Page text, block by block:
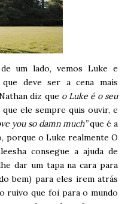
um lado, vemos Luke e
deve ser a cena mais
diz que o Luke é o seu
ele sempre quis ouvir, e
you so damn much”que é a
porque o Luke realmente O
consegue a ajuda de
dar um tapa na cara para
bem) para eles irem atrás
ruivo que foi para o mundo